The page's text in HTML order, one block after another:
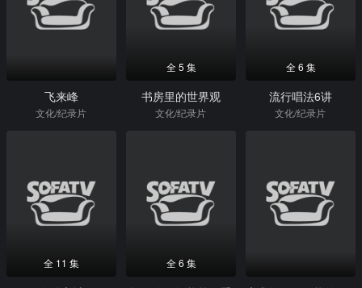
飞来峰
文化/纪录片
全 5 集
书房里的世界观
文化/纪录片
全 6 集
流行唱法6讲
文化/纪录片
全 11 集 全 6 集